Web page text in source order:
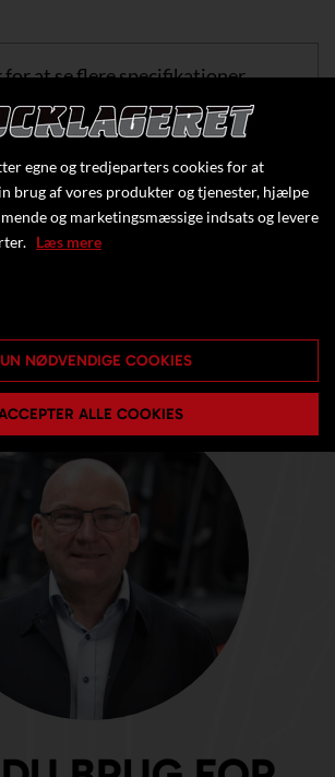
at se flere specifikationer
egne og tredjeparters cookies for at
brug af vores produkter og tjenester, hjælpe
og marketingsmæssige indsats og levere
Læs mere
NØDVENDIGE COOKIES
ALLE COOKIES